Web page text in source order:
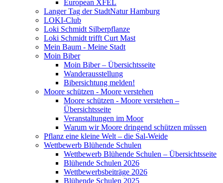
European XFEL
Langer Tag der StadtNatur Hamburg
LOKI-Club
Loki Schmidt Silberpflanze
Loki Schmidt trifft Curt Mast
Mein Baum - Meine Stadt
Moin Biber
Moin Biber – Übersichtsseite
Wanderausstellung
Bibersichtung melden!
Moore schützen - Moore verstehen
Moore schützen - Moore verstehen –
Übersichtsseite
Veranstaltungen im Moor
Warum wir Moore dringend schützen müssen
Pflanz eine kleine Welt – die Sal-Weide
Wettbewerb Blühende Schulen
Wettbewerb Blühende Schulen – Übersichtsseite
Blühende Schulen 2026
Wettbewerbsbeiträge 2026
Blühende Schulen 2025